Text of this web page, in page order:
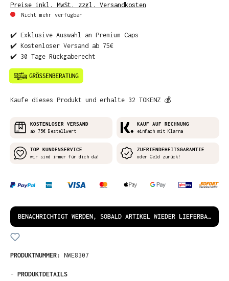
Preise inkl. MwSt. zzgl. Versandkosten
Nicht mehr verfügbar
✔️ Exklusive Auswahl an Premium Caps
✔️ Kostenloser Versand ab 75€
✔️ 30 Tage Rückgaberecht
Kaufe dieses Produkt und erhalte 32 TOKENZ 💰
KOSTENLOSER VERSAND
ab 75€ Bestellwert
KAUF AUF RECHNUNG
einfach mit Klarna
TOP KUNDENSERVICE
wir sind immer für dich da!
ZUFRIENDEHEITSGARANTIE
oder Geld zurück!
BENACHRICHTIGT WERDEN, SOBALD ARTIKEL WIEDER LIEFERBAR IST!
PRODUKTNUMMER: NWE8307
- PRODUKTDETAILS